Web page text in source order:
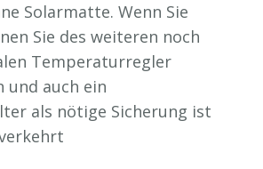
Solarmatte. Wenn Sie
Sie des weiteren noch
Temperaturregler
und auch ein
als nötige Sicherung ist